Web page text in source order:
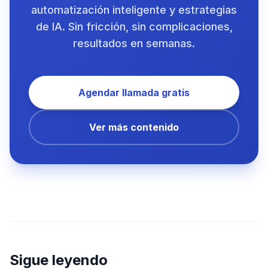
automatización inteligente y estrategias
de IA. Sin fricción, sin complicaciones,
resultados en semanas.
Agendar llamada gratis
Ver más contenido
Sigue leyendo